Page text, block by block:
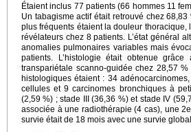
Étaient inclus 77 patients (66 hommes 11
Un tabagisme actif était retrouvé chez
plus fréquents étaient la douleur thoracique,
révélateurs chez 8 patients. L’état général
anomalies pulmonaires variables mais
patients. L’histologie était obtenue
transpariétale scanno-guidée chez 28,57
histologiques étaient : 34
cellules et 9 carcinomes bronchiques à
(2,59 %) ; stade III (36,36 %) et stade IV
associée à une radiothérapie (4 cas), une
survie était de 18 mois avec une survie